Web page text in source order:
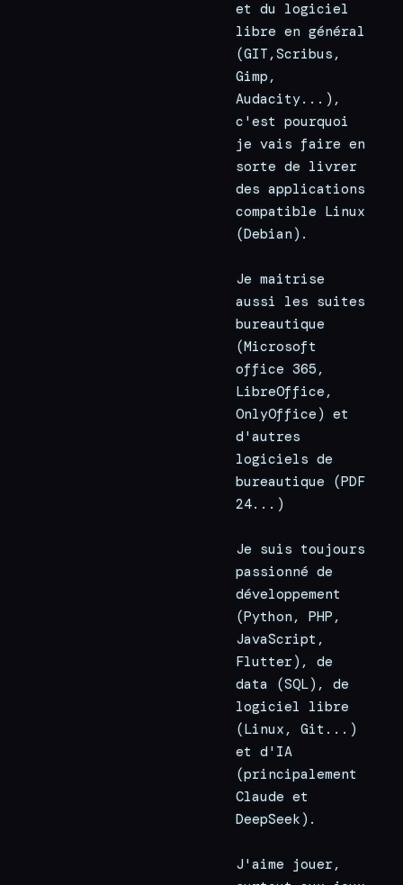
et du logiciel
libre en général
(GIT,Scribus,
Gimp,
Audacity...),
c'est pourquoi
je vais faire en
sorte de livrer
des applications
compatible Linux
(Debian).
Je maitrise
aussi les suites
bureautique
(Microsoft
office 365,
LibreOffice,
OnlyOffice) et
d'autres
logiciels de
bureautique (PDF
24...)
Je suis toujours
passionné de
développement
(Python, PHP,
JavaScript,
Flutter), de
data (SQL), de
logiciel libre
(Linux, Git...)
et d'IA
(principalement
Claude et
DeepSeek).
J'aime jouer,